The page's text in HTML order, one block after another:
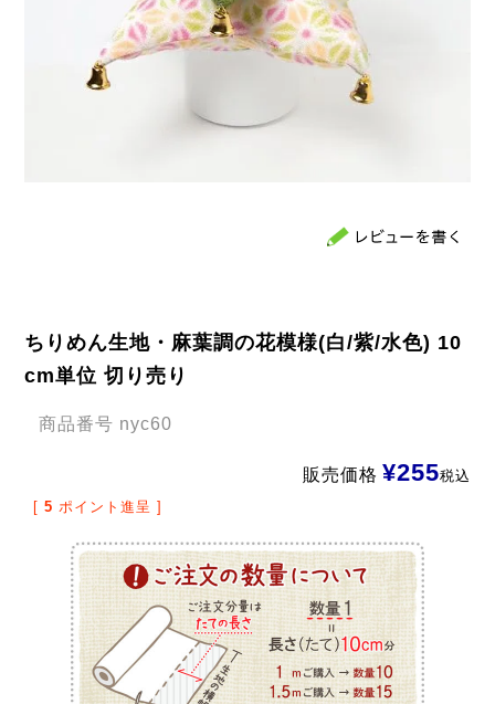
ちりめん生地・麻葉調の花模様(白/紫/水色) 10
cm単位 切り売り
商品番号 nyc60
販売価格 ¥255税込
[ 5 ポイント進呈 ]